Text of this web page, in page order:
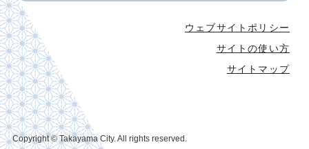
ウェブサイトポリシー
サイトの使い方
サイトマップ
Copyright © Takayama City. All rights reserved.